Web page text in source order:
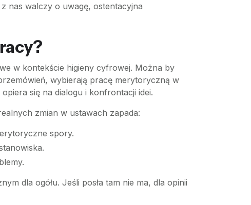
nas walczy o uwagę, ostentacyjna
w kontekście higieny cyfrowej. Można by
wybierają pracę merytoryczną w
się na dialogu i konfrontacji idei.
zmian w ustawach zapada:
spory.
dla ogółu. Jeśli posła tam nie ma, dla opinii